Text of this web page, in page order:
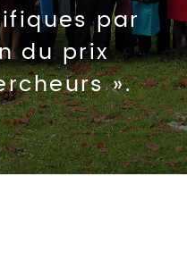
par
du prix
».